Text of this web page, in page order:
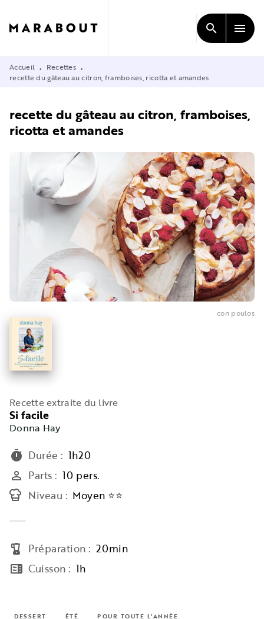
CONTENU
search menu
Accueil • Recettes •
recette du gâteau au citron, framboises, ricotta et amandes
recette du gâteau au citron, framboises,
ricotta et amandes
con poulos
Recette extraite du livre
Si facile
Donna Hay
timer Durée : 1h20
person_outline Parts : 10 pers.
Niveau : Moyen ⭐⭐
blender Préparation : 20min
microwave Cuisson : 1h
DESSERT ÉTÉ POUR TOUTE L'ANNÉE